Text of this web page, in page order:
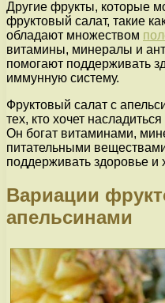
Другие фрукты, которые
фруктовый салат, такие
обладают множеством
витамины, минералы и
помогают поддерживать
иммунную систему.
Фруктовый салат с
тех, кто хочет насладиться
Он богат витаминами,
питательными
поддерживать здоровье и
Вариации
апельсинами